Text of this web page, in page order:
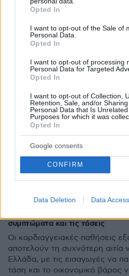
grant or deny consent to Google
use your data for below specified
consent section.
Opted In
I want to opt-out of the Sale of
Personal Data.
Opted In
I want to opt-out of processing
Personal Data for Targeted
Opted In
I want to opt-out of Collection,
Retention, Sale, and/or
Personal Data that Is
Purposes for which it was
Opted In
Google consents
CONFIRM
Data Deletion Data Access
Το καρδιολογικό «αποτύπωμα»
συμπτώματα και τις τάσεις
Οι καρδιαγγειακές παθήσεις
αποτελούν τη συχνότερη αιτία
Ελλάδα, με τις εισαγωγές να
τάση και το οικονομικό βάρος